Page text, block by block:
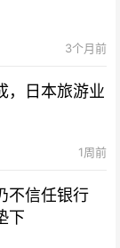
3个月前
，日本旅游业
1周前
不信任银行
下